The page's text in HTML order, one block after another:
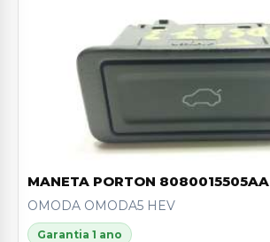
MANETA PORTON 8080015505AA
OMODA OMODA5 HEV
Garantia 1 ano